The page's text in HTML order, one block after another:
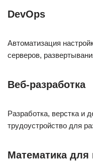
DevOps
Автоматизация
серверов,
Веб-разработка
Разработка, верстка и
трудоустройство для
Математика для